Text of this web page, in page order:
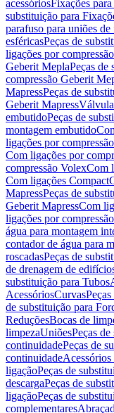
acessóriosFixações
substituição para
parafuso para uniões de
esféricasPeças de
ligações por
Geberit MeplaPeças de
compressão Geberit
MapressPeças de
Geberit Mapress
embutidoPeças de
montagem embutido
ligações por
Com ligações por
compressão VolexCom
Com ligações Compact
MapressPeças de
Geberit MapressCom
ligações por
água para montagem
contador de água para
roscadasPeças de
de drenagem de
substituição para Tubos
AcessóriosCurvas
de substituição para
ReduçõesBocas de
limpezaUniõesPeças
continuidadePeças de
continuidadeAcessórios
ligaçãoPeças de
descargaPeças de
ligaçãoPeças de
complementares